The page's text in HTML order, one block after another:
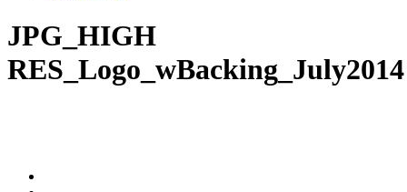
JPG_HIGH
RES_Logo_wBacking_July2014